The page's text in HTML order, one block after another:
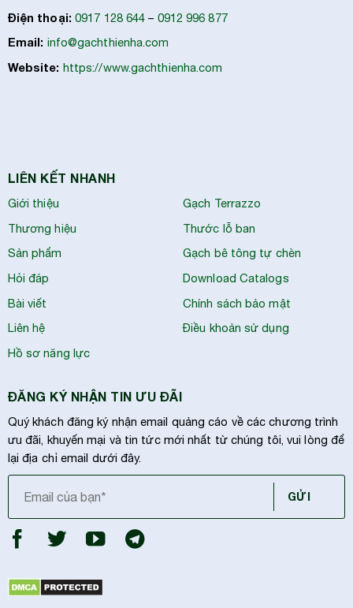
Điện thoại: 0917 128 644 – 0912 996 877
Email: info@gachthienha.com
Website: https://www.gachthienha.com
LIÊN KẾT NHANH
Giới thiệu
Thương hiệu
Sản phẩm
Hỏi đáp
Bài viết
Liên hệ
Hồ sơ năng lực
Gạch Terrazzo
Thước lỗ ban
Gạch bê tông tự chèn
Download Catalogs
Chính sách bảo mật
Điều khoản sử dụng
ĐĂNG KÝ NHẬN TIN ƯU ĐÃI
Quý khách đăng ký nhận email quảng cáo về các chương trình
ưu đãi, khuyến mại và tin tức mới nhất từ chúng tôi, vui lòng để
lại địa chỉ email dưới đây.